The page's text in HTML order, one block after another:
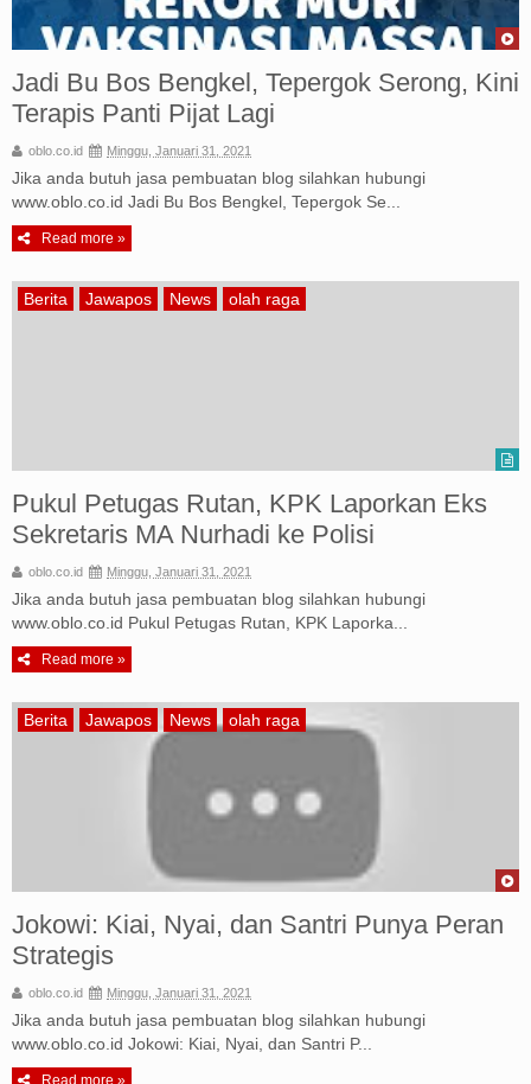
Jadi Bu Bos Bengkel, Tepergok Serong, Kini
Terapis Panti Pijat Lagi
oblo.co.id Minggu, Januari 31, 2021
Jika anda butuh jasa pembuatan blog silahkan hubungi
www.oblo.co.id Jadi Bu Bos Bengkel, Tepergok Se...
Read more »
Pukul Petugas Rutan, KPK Laporkan Eks
Sekretaris MA Nurhadi ke Polisi
oblo.co.id Minggu, Januari 31, 2021
Jika anda butuh jasa pembuatan blog silahkan hubungi
www.oblo.co.id Pukul Petugas Rutan, KPK Laporka...
Read more »
Berita Jawapos News olah raga
Jokowi: Kiai, Nyai, dan Santri Punya Peran
Strategis
oblo.co.id Minggu, Januari 31, 2021
Jika anda butuh jasa pembuatan blog silahkan hubungi
www.oblo.co.id Jokowi: Kiai, Nyai, dan Santri P...
Read more »
Berita Jawapos News olah raga